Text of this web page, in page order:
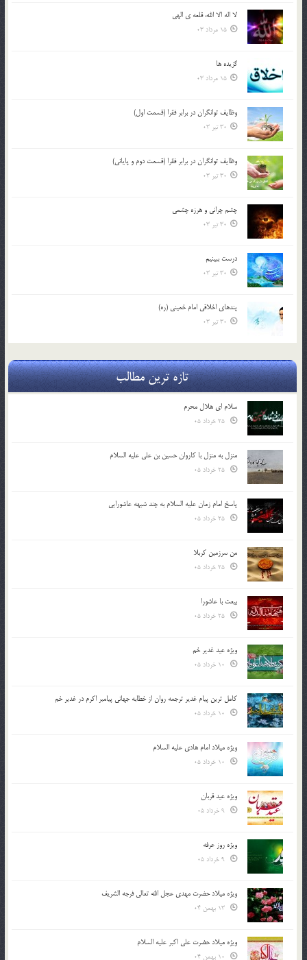
لا اله الا الله، قلعه ي الهي
15 مرداد 03
گزيده ها
15 مرداد 03
وظایف توانگران در برابر فقرا (قسمت اول)
30 تیر 03
وظایف توانگران در برابر فقرا (قسمت دوم و پایانی)
30 تیر 03
چشم ‏چرانى و هرزه‏ چشمى
30 تیر 03
درست ببينيم
30 تیر 03
پندهاي اخلاقي امام خميني (ره)
30 تیر 03
تازه ترین مطالب
سلام ای هلال محرم
منزل به منزل با کاروان حسین بن علی علیه السلام
پاسخ امام زمان علیه السلام به چند شبهه عاشورایی
من سرزمین کربلا
بیعت با عاشورا
ویژه عید غدیر خم
کامل ترین پیام غدیر ترجمه روان از خطابه جهانی پیامبر اکرم در غدیر خم
ویژه میلاد امام هادی علیه السلام
ویژه عید قربان
ویژه روز عرفه
ویژه میلاد حضرت مهدی عجل الله تعالی فرجه الشريف
ویژه میلاد حضرت علی اکبر علیه السلام